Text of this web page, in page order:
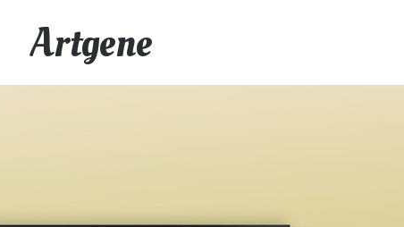
Artgene